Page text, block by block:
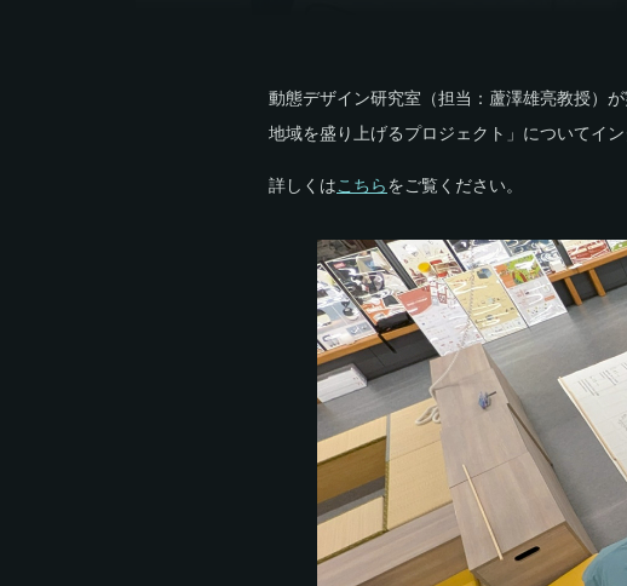
動態デザイン研究室（担当：蘆澤雄亮教授）
地域を盛り上げるプロジェクト」についてイ
詳しくはこちらをご覧ください。